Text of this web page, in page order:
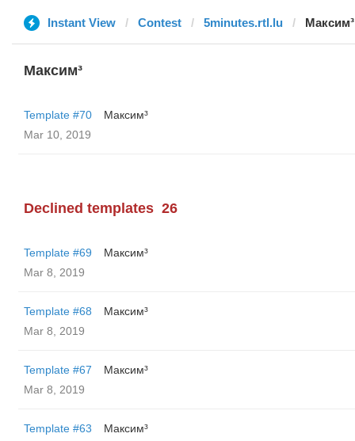
Instant View Contest 5minutes.rtl.lu Максим³
Максим³
Template #70
Максим³
Mar 10, 2019
Declined templates 26
Template #69
Максим³
Mar 8, 2019
Template #68
Максим³
Mar 8, 2019
Template #67
Максим³
Mar 8, 2019
Template #63
Максим³